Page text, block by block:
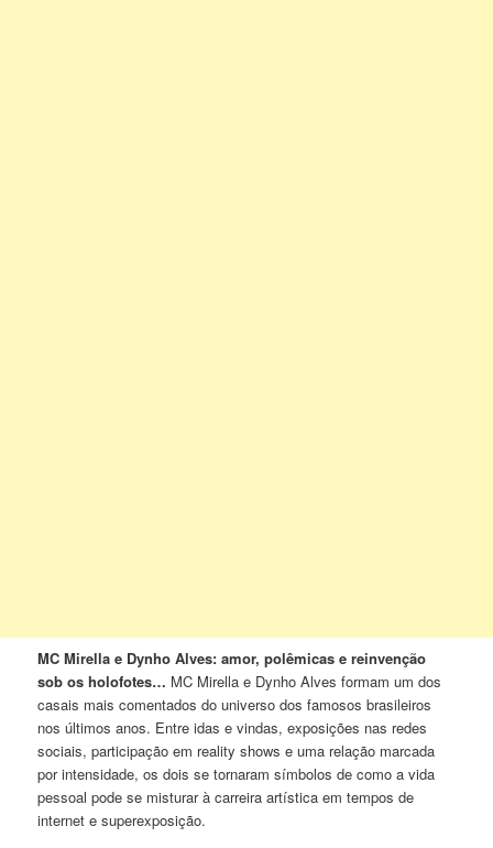
MC Mirella e Dynho Alves: amor, polêmicas e reinvenção
sob os holofotes… MC Mirella e Dynho Alves formam um dos
casais mais comentados do universo dos famosos brasileiros
nos últimos anos. Entre idas e vindas, exposições nas redes
sociais, participação em reality shows e uma relação marcada
por intensidade, os dois se tornaram símbolos de como a vida
pessoal pode se misturar à carreira artística em tempos de
internet e superexposição.